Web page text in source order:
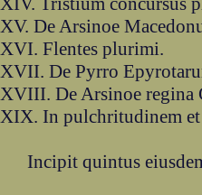
XV. De Arsinoe
XVI. Flentes plurimi.
XVII. De Pyrro
XVIII. De Arsinoe regina
XIX. In pulchritudinem et
Incipit quintus